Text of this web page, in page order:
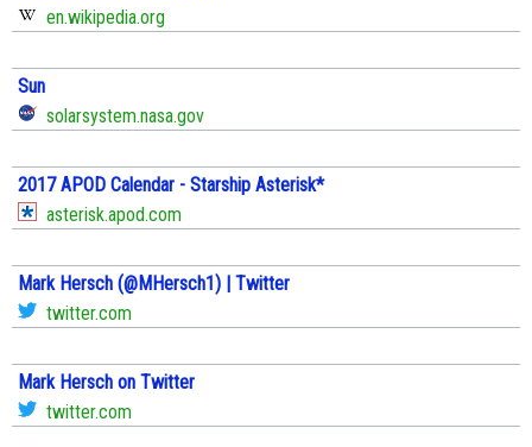
en.wikipedia.org
Sun
solarsystem.nasa.gov
2017 APOD Calendar - Starship Asterisk*
asterisk.apod.com
Mark Hersch (@MHersch1) | Twitter
twitter.com
Mark Hersch on Twitter
twitter.com